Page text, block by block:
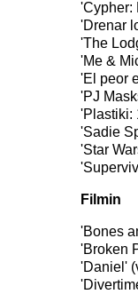
'Cypher:
'Drenar
'The
'Me &
'El peor
'PJ
'Plastiki:
'Sadie
'Star
Filmin
'Bones
'Broken
'Daniel'